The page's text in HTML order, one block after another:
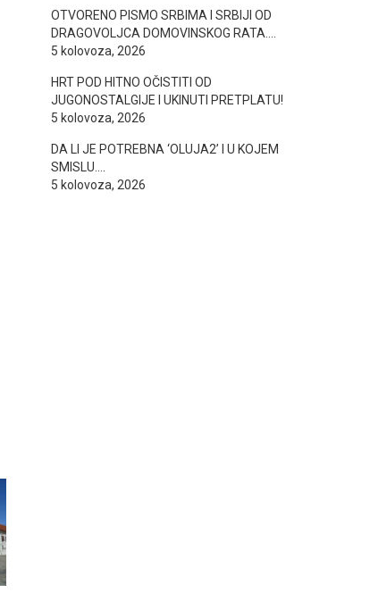
OTVORENO PISMO SRBIMA I SRBIJI OD
DRAGOVOLJCA DOMOVINSKOG RATA….
5 kolovoza, 2026
HRT POD HITNO OČISTITI OD
JUGONOSTALGIJE I UKINUTI PRETPLATU!
5 kolovoza, 2026
DA LI JE POTREBNA ‘OLUJA2’ I U KOJEM
SMISLU….
5 kolovoza, 2026